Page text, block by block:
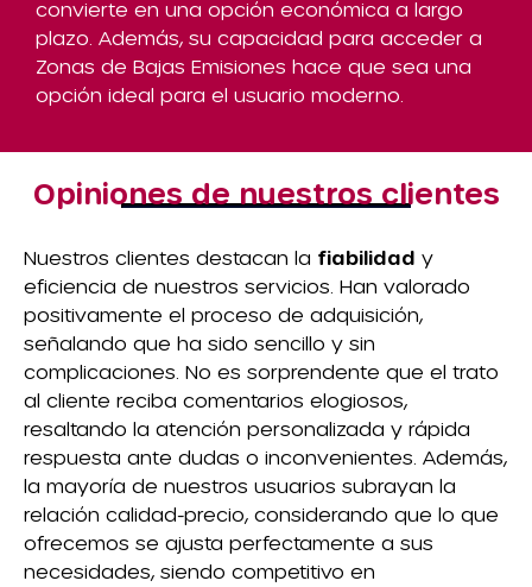
convierte en una opción económica a largo
plazo. Además, su capacidad para acceder a
Zonas de Bajas Emisiones hace que sea una
opción ideal para el usuario moderno.
Opiniones de nuestros clientes
Nuestros clientes destacan la fiabilidad y
eficiencia de nuestros servicios. Han valorado
positivamente el proceso de adquisición,
señalando que ha sido sencillo y sin
complicaciones. No es sorprendente que el trato
al cliente reciba comentarios elogiosos,
resaltando la atención personalizada y rápida
respuesta ante dudas o inconvenientes. Además,
la mayoría de nuestros usuarios subrayan la
relación calidad-precio, considerando que lo que
ofrecemos se ajusta perfectamente a sus
necesidades, siendo competitivo en